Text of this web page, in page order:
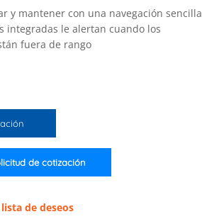
y mantener con una navegación sencilla
le alertan cuando los
fuera de rango
de cotización
de deseos